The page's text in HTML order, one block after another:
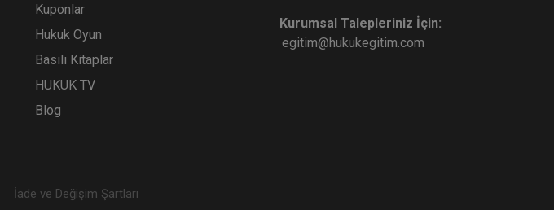
Kuponlar
Hukuk Oyun
Basılı Kitaplar
HUKUK TV
Blog
Kurumsal Talepleriniz İçin:
egitim@hukukegitim.com
İade ve Değişim Şartları